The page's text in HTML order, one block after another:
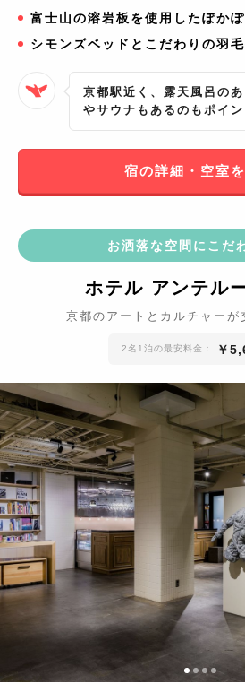
富士山の溶岩板を使用したぽか
シモンズベッドとこだわりの羽
京都駅近く、露天風呂の
やサウナもあるのもポイン
宿の詳細・空室
お洒落な空間にこだ
ホテル アンテル
京都のアートとカルチャーが
2名1泊の最安料金： ￥